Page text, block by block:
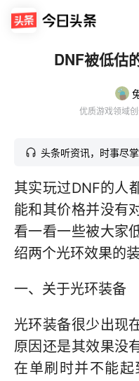
DNF被低估
优质游戏领域
头条听资讯，时事尽
其实玩过DNF的人
能和其价格并没有
看一看一些被大家
绍两个光环效果的装
一、关于光环装备
光环装备很少出现
原因还是其效果没
在单刷时并不能